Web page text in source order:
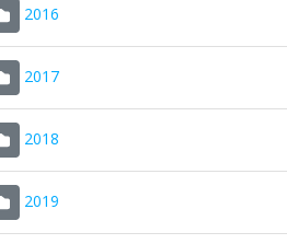
2016
2017
2018
2019